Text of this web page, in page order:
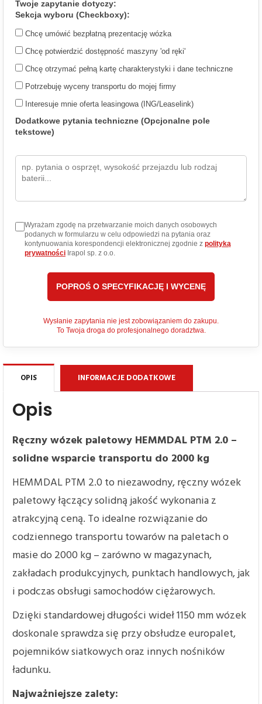
Twoje zapytanie dotyczy:
Sekcja wyboru (Checkboxy):
Chcę umówić bezpłatną prezentację wózka
Chcę potwierdzić dostępność maszyny 'od ręki'
Chcę otrzymać pełną kartę charakterystyki i dane techniczne
Potrzebuję wyceny transportu do mojej firmy
Interesuje mnie oferta leasingowa (ING/Leaselink)
Dodatkowe pytania techniczne (Opcjonalne pole
tekstowe)
Wyrażam zgodę na przetwarzanie moich danych osobowych
podanych w formularzu w celu odpowiedzi na pytania oraz
kontynuowania korespondencji elektronicznej zgodnie z polityką
prywatności Irapol sp. z o.o.
Wysłanie zapytania nie jest zobowiązaniem do zakupu.
To Twoja droga do profesjonalnego doradztwa.
OPIS INFORMACJE DODATKOWE
Opis
Ręczny wózek paletowy HEMMDAL PTM 2.0 –
solidne wsparcie transportu do 2000 kg
HEMMDAL PTM 2.0 to niezawodny, ręczny wózek
paletowy łączący solidną jakość wykonania z
atrakcyjną ceną. To idealne rozwiązanie do
codziennego transportu towarów na paletach o
masie do 2000 kg – zarówno w magazynach,
zakładach produkcyjnych, punktach handlowych, jak
i podczas obsługi samochodów ciężarowych.
Dzięki standardowej długości wideł 1150 mm wózek
doskonale sprawdza się przy obsłudze europalet,
pojemników siatkowych oraz innych nośników
ładunku.
Najważniejsze zalety: